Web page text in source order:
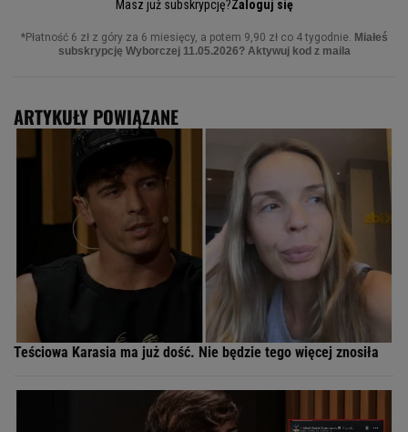
ARTYKUŁY POWIĄZANE
Teściowa Karasia ma już dość. Nie będzie tego więcej znosiła